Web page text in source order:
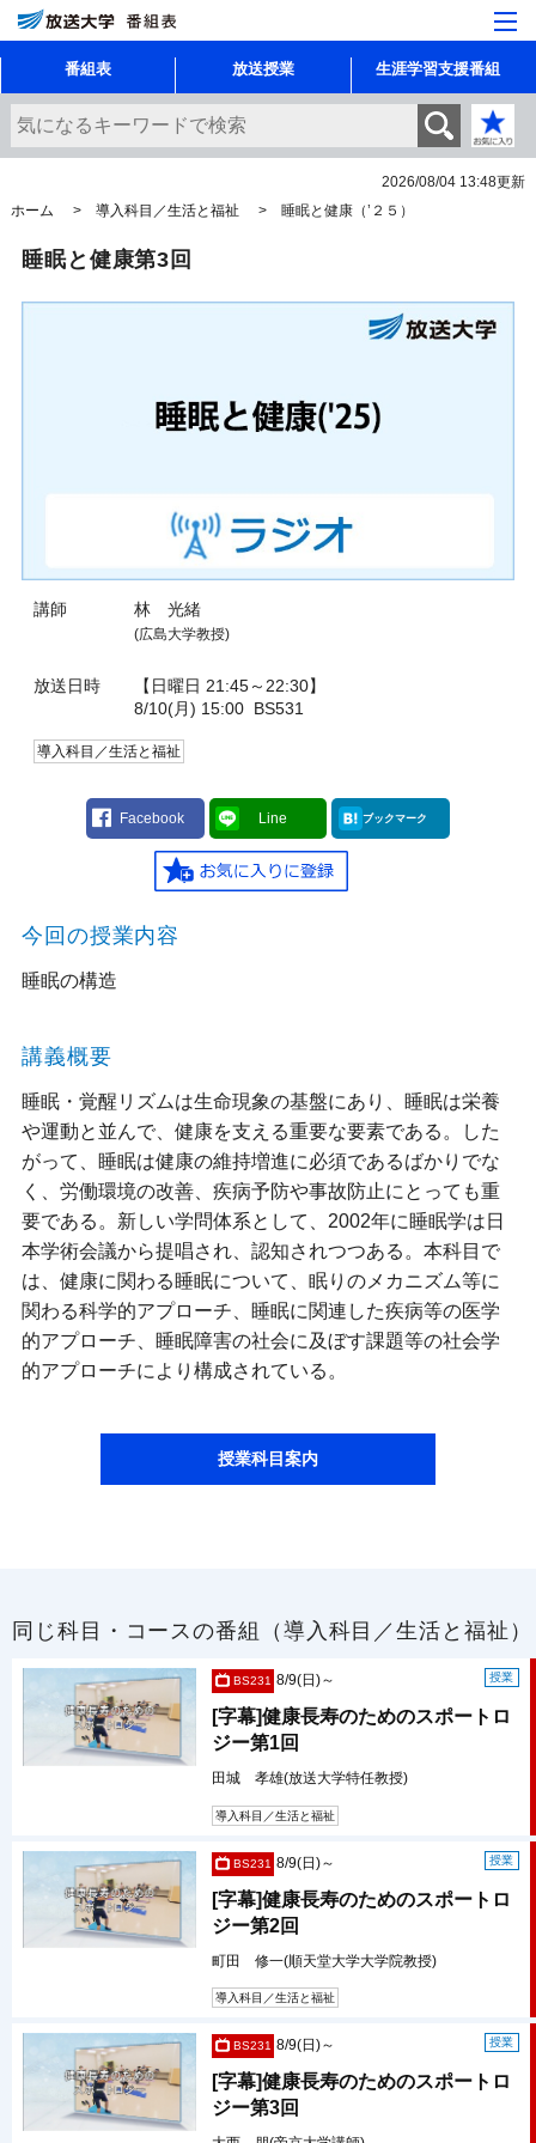
番組表 放送授業 生涯学習支援番組
2026/08/04 13:48更新
ホーム
導入科目／生活と福祉 睡眠と健康（’２５）
睡眠と健康第3回
講師 林 光緒
(広島大学教授)
放送日時
【日曜日 21:45～22:30】
8/10(月) 15:00BS531
導入科目／生活と福祉
Facebook Line ブックマーク
今回の授業内容
睡眠の構造
講義概要
睡眠・覚醒リズムは生命現象の基盤にあり、睡眠は栄養
や運動と並んで、健康を支える重要な要素である。した
がって、睡眠は健康の維持増進に必須であるばかりでな
く、労働環境の改善、疾病予防や事故防止にとっても重
要である。新しい学問体系として、2002年に睡眠学は日
本学術会議から提唱され、認知されつつある。本科目で
は、健康に関わる睡眠について、眠りのメカニズム等に
関わる科学的アプローチ、睡眠に関連した疾病等の医学
的アプローチ、睡眠障害の社会に及ぼす課題等の社会学
的アプローチにより構成されている。
授業科目案内
同じ科目・コースの番組（導入科目／生活と福祉）
BS231 授業
8/9(日)～
[字幕]健康長寿のためのスポートロ
ジー第1回
田城 孝雄(放送大学特任教授)
導入科目／生活と福祉
BS231 授業
8/9(日)～
[字幕]健康長寿のためのスポートロ
ジー第2回
町田 修一(順天堂大学大学院教授)
導入科目／生活と福祉
BS231 授業
8/9(日)～
[字幕]健康長寿のためのスポートロ
ジー第3回